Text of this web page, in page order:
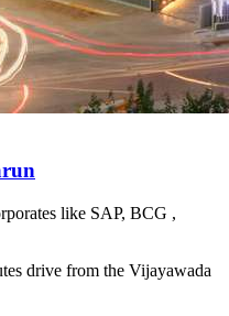
like SAP, BCG ,
drive from the Vijayawada